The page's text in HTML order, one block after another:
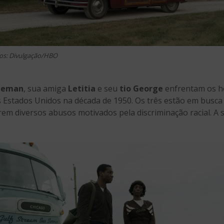
Divulgação/HBO
, sua amiga Letitia e seu tio George enfrentam os
Unidos na década de 1950. Os três estão em
diversos abusos motivados pela discriminação racial.